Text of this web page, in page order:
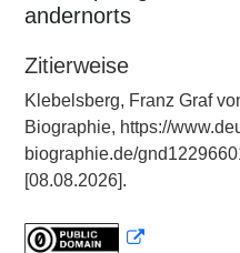
andernorts
Zitierweise
Klebelsberg, Franz Graf
Biographie, https://
biographie.de/
[08.08.2026].